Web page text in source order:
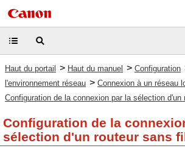
Haut du portail > Haut du manuel > Configuration
l'environnement réseau > Connexion à un réseau
Configuration de la connexion par la sélection d'un
Configuration de la
sélection d'un routeur sans